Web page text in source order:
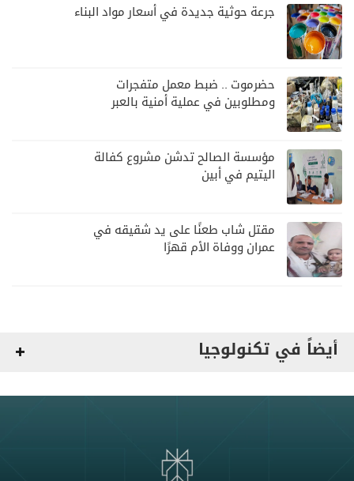
جرعة حوثية جديدة في أسعار مواد البناء
حضرموت .. ضبط معمل متفجرات
ومطلوبين في عملية أمنية بالعبر
مؤسسة الصالح تدشن مشروع كفالة
اليتيم في أبين
مقتل شاب طعنًا على يد شقيقه في
عمران ووفاة الأم قهرًا
أيضاً في تكنولوجيا